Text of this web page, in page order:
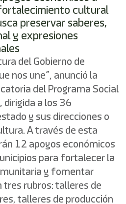
cultural
preservar saberes,
y expresiones
del Gobierno de
nos une”, anunció la
del Programa Social
dirigida a los 36
y sus direcciones o
A través de esta
12 apoyos económicos
para fortalecer la
y fomentar
rubros: talleres de
talleres de producción